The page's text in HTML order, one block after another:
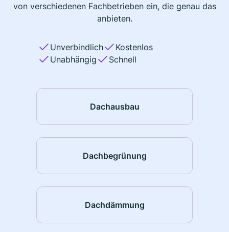
von verschiedenen Fachbetrieben ein, die genau das
anbieten.
Unverbindlich
Kostenlos
Unabhängig
Schnell
Dachausbau
Dachbegrünung
Dachdämmung